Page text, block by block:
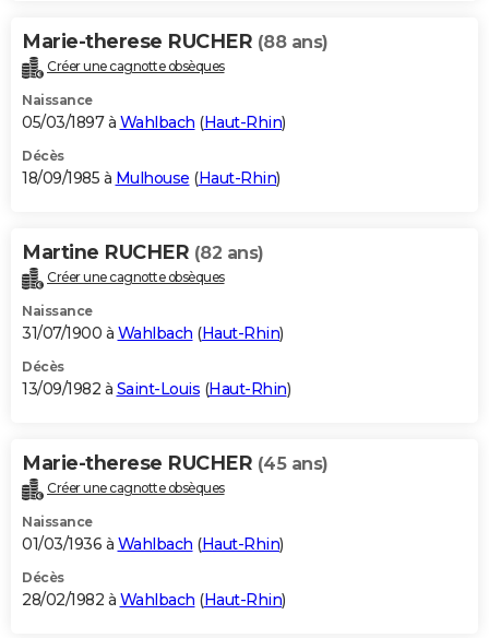
Marie-therese RUCHER (88 ans)
Créer une cagnotte obsèques
Naissance
05/03/1897 à Wahlbach (Haut-Rhin)
Décès
18/09/1985 à Mulhouse (Haut-Rhin)
Martine RUCHER (82 ans)
Créer une cagnotte obsèques
Naissance
31/07/1900 à Wahlbach (Haut-Rhin)
Décès
13/09/1982 à Saint-Louis (Haut-Rhin)
Marie-therese RUCHER (45 ans)
Créer une cagnotte obsèques
Naissance
01/03/1936 à Wahlbach (Haut-Rhin)
Décès
28/02/1982 à Wahlbach (Haut-Rhin)